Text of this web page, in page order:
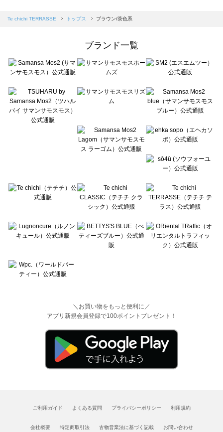
Samansa Mos2 blue（サマンサモスモス ブルー）のトップス一覧
sō4ū（ソウフォーユー）のトップス一覧
Te chichi（テチチ）のトップス一覧
Te chichi CLASSIC（テチチ クラシック）のトップス一覧
Lugnoncure（ルノンキュール）のトップス一覧
BETTY'S BLUE（べティーズブルー）のトップス一覧
Wpc.（ワールドパーティー）のトップス一覧
Te chichi TERRASSE トップス ブラウン/茶色系
ブランド一覧
＼お買い物をもっと便利に／
アプリ新規会員登録で100ポイントプレゼント！
ご利用ガイド よくある質問 プライバシーポリシー 利用規約
会社概要 特定商取引法 古物営業法に基づく記載 お問い合わせ